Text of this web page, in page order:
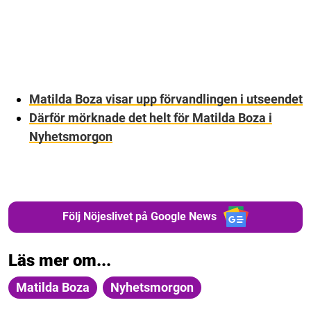
Matilda Boza visar upp förvandlingen i utseendet
Därför mörknade det helt för Matilda Boza i
Nyhetsmorgon
Följ Nöjeslivet på Google News
Läs mer om...
Matilda Boza Nyhetsmorgon